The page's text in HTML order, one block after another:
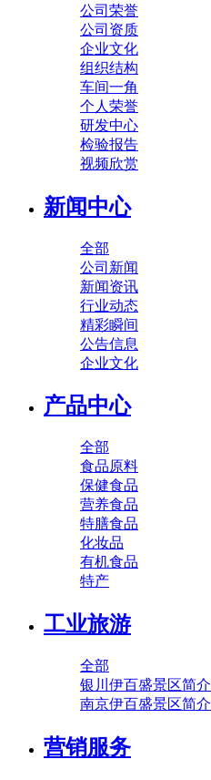
公司荣誉
公司资质
企业文化
组织结构
车间一角
个人荣誉
研发中心
检验报告
视频欣赏
新闻中心
全部
公司新闻
新闻资讯
行业动态
精彩瞬间
公告信息
企业文化
产品中心
全部
食品原料
保健食品
营养食品
特膳食品
化妆品
有机食品
特产
工业旅游
全部
银川伊百盛景区简介
南京伊百盛景区简介
营销服务